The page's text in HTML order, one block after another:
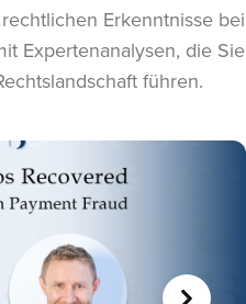
Erkenntnisse bei
Expertenanalysen, die Sie
führen.